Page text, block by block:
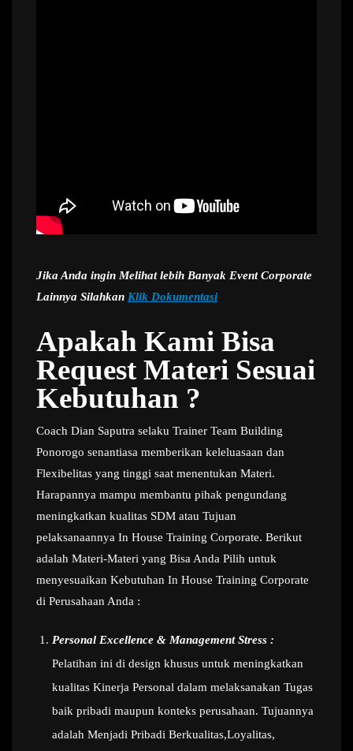
Jika Anda ingin Melihat lebih Banyak Event Corporate
Lainnya Silahkan Klik Dokumentasi
Apakah Kami Bisa
Request Materi Sesuai
Kebutuhan ?
Coach Dian Saputra selaku Trainer Team Building
Ponorogo senantiasa memberikan keleluasaan dan
Flexibelitas yang tinggi saat menentukan Materi.
Harapannya mampu membantu pihak pengundang
meningkatkan kualitas SDM atau Tujuan
pelaksanaannya In House Training Corporate. Berikut
adalah Materi-Materi yang Bisa Anda Pilih untuk
menyesuaikan Kebutuhan In House Training Corporate
di Perusahaan Anda :
Personal Excellence & Management Stress :
Pelatihan ini di design khusus untuk meningkatkan
kualitas Kinerja Personal dalam melaksanakan Tugas
baik pribadi maupun konteks perusahaan. Tujuannya
adalah Menjadi Pribadi Berkualitas,Loyalitas,